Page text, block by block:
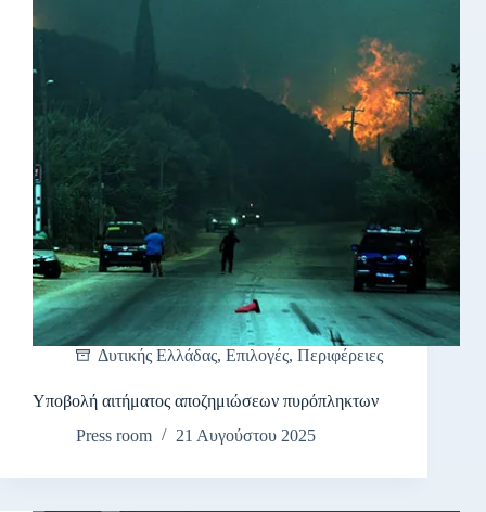
Δυτικής Ελλάδας, Επιλογές, Περιφέρειες
Υποβολή αιτήματος αποζημιώσεων πυρόπληκτων
Press room
21 Αυγούστου 2025